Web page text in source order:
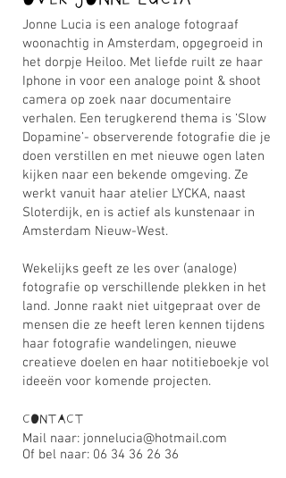
Jonne Lucia is een analoge fotograaf
woonachtig in Amsterdam, opgegroeid in
het dorpje Heiloo. Met liefde ruilt ze haar
Iphone in voor een analoge point & shoot
camera op zoek naar documentaire
verhalen. Een terugkerend thema is ‘Slow
Dopamine’- observerende fotografie die je
doen verstillen en met nieuwe ogen laten
kijken naar een bekende omgeving. Ze
werkt vanuit haar atelier LYCKA, naast
Sloterdijk, en is actief als kunstenaar in
Amsterdam Nieuw-West.
Wekelijks geeft ze les over (analoge)
fotografie op verschillende plekken in het
land. Jonne raakt niet uitgepraat over de
mensen die ze heeft leren kennen tijdens
haar fotografie wandelingen, nieuwe
creatieve doelen en haar notitieboekje vol
ideeën voor komende projecten.
CONTACT
Mail naar: jonnelucia@hotmail.com
Of bel naar: 06 34 36 26 36